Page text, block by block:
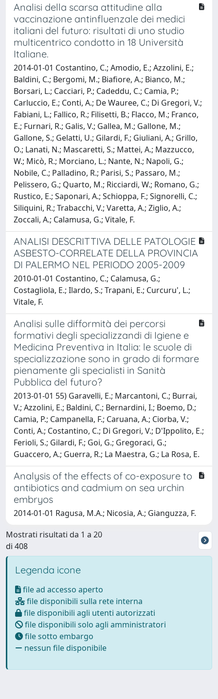
Analisi della scarsa attitudine alla
vaccinazione antinfluenzale dei medici
italiani del futuro: risultati di uno studio
multicentrico condotto in 18 Università
Italiane.
2014-01-01 Costantino, C.; Amodio, E.; Azzolini, E.;
Baldini, C.; Bergomi, M.; Biafiore, A.; Bianco, M.;
Borsari, L.; Cacciari, P.; Cadeddu, C.; Camia, P.;
Carluccio, E.; Conti, A.; De Wauree, C.; Di Gregori, V.;
Fabiani, L.; Fallico, R.; Filisetti, B.; Flacco, M.; Franco,
E.; Furnari, R.; Galis, V.; Gallea, M.; Gallone, M.;
Gallone, S.; Gelatti, U.; Gilardi, F.; Giuliani, A.; Grillo,
O.; Lanati, N.; Mascaretti, S.; Mattei, A.; Mazzucco,
W.; Micò, R.; Morciano, L.; Nante, N.; Napoli, G.;
Nobile, C.; Palladino, R.; Parisi, S.; Passaro, M.;
Pelissero, G.; Quarto, M.; Ricciardi, W.; Romano, G.;
Rustico, E.; Saponari, A.; Schioppa, F.; Signorelli, C.;
Siliquini, R.; Trabacchi, V.; Varetta, A.; Ziglio, A.;
Zoccali, A.; Calamusa, G.; Vitale, F.
ANALISI DESCRITTIVA DELLE PATOLOGIE
ASBESTO-CORRELATE DELLA PROVINCIA
DI PALERMO NEL PERIODO 2005-2009
2010-01-01 Costantino, C.; Calamusa, G.;
Costagliola, E.; Ilardo, S.; Trapani, E.; Curcuru', L.;
Vitale, F.
Analisi sulle difformità dei percorsi
formativi degli specializzandi di Igiene e
Medicina Preventiva in Italia: le scuole di
specializzazione sono in grado di formare
pienamente gli specialisti in Sanità
Pubblica del futuro?
2013-01-01 55) Garavelli, E.; Marcantoni, C.; Burrai,
V.; Azzolini, E.; Baldini, C.; Bernardini, I.; Boemo, D.;
Camia, P.; Campanella, F.; Caruana, A.; Ciorba, V.;
Conti, A.; Costantino, C.; Di Gregori, V.; D'Ippolito, E.;
Ferioli, S.; Gilardi, F.; Goi, G.; Gregoraci, G.;
Guaccero, A.; Guerra, R.; La Maestra, G.; La Rosa, E.
Analysis of the effects of co-exposure to
antibiotics and cadmium on sea urchin
embryos
2014-01-01 Ragusa, M.A.; Nicosia, A.; Gianguzza, F.
Mostrati risultati da 1 a 20
di 408
Legenda icone
file ad accesso aperto
file disponibili sulla rete interna
file disponibili agli utenti autorizzati
file disponibili solo agli amministratori
file sotto embargo
nessun file disponibile